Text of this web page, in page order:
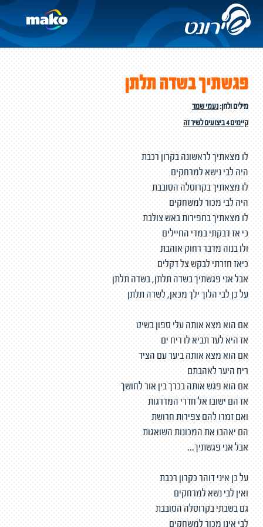
פגשתיך בשדה תלתן
מילים ולחן:נעמי שמר
קיימים 4 ביצועים לשיר זה
לו מצאתיך לראשונה בקרון רכבת
היה לבי נישא למרחקים
לו מצאתיך בקרוסלה הסובבת
היה לבי מכור למשחקים
לו מצאתיך בחפירות באש צולבת
כי אז דבקתי במדי החיילים
ולו בנוה מדבר רחוק אוהבת
כיאז חזרתי לבקש צל דקלים
אבל אני פגשתיך בשדה תלתן, בשדה תלתן
על כן לבי הלוך ילך מכאן, לשדה תלתן
אם הוא מצא אותה עלי ספון בשיט
אז היא לעד תביא לו ריח ים
אם הוא מצא אותה ביער עם הציד
ריח היער לאהבתם
אם הוא פגש אותה בכרך בין אור לחושך
אז הם ישובו אל חדרי המדרגות
ואם זמרו להם צפירות חרושת
הם יאהבו את המכונות השואגות
אבל אני פגשתיך...
על כן איני דוהר כקרון רכבת
ואין לבי נשא למרחקים
גם בשבתי בקרוסלה הסובבת